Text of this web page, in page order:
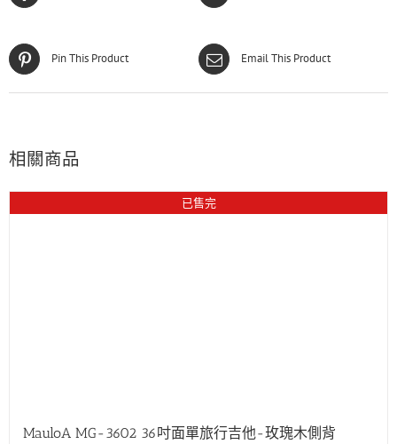
Pin This Product Email This Product
相關商品
已售完
MauloA MG-3602 36吋面單旅行吉他-玫瑰木側背